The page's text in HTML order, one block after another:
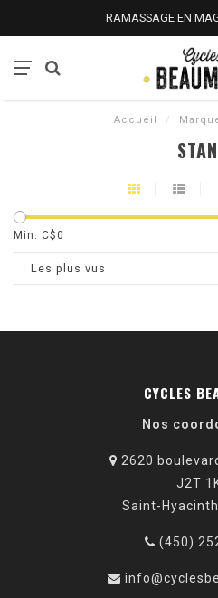
RAMASSAGE EN
Accueil /
Min: C$0
Les plus vus
CYCLES
Nos
2620
J2T
Saint-
(450)